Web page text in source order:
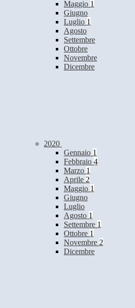
Maggio 1
Giugno
Luglio 1
Agosto
Settembre
Ottobre
Novembre
Dicembre
2020
Gennaio 1
Febbraio 4
Marzo 1
Aprile 2
Maggio 1
Giugno
Luglio
Agosto 1
Settembre 1
Ottobre 1
Novembre 2
Dicembre